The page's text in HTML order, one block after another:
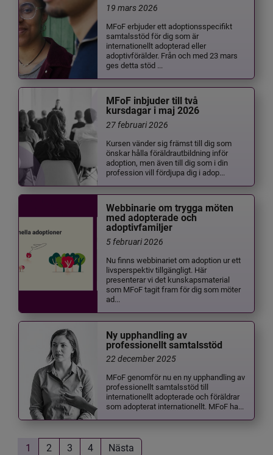
19 mars 2026
MFoF erbjuder ett adoptionsspecifikt
samtalsstöd för dig som är
internationellt adopterad eller
adoptivförälder. Från och med 23 mars
ges detta stöd ...
MFoF inbjuder till två
kursdagar i maj 2026
27 februari 2026
Kursen vänder sig främst till dig som
önskar hålla föräldrautbildning inför
adoption, men även till dig som i din
profession vill fördjupa dig i adop...
Webbinarie om trygga möten
med adopterade och
adoptivfamiljer
5 februari 2026
Nu finns webbinariet om adoption ur ett
livsperspektiv tillgängligt. Här
presenterar vi det kunskapsmaterial
som MFoF tagit fram för dig som möter
ad...
Ny upphandling av
professionellt samtalsstöd
22 december 2025
MFoF genomför nu en ny upphandling av
professionellt samtalsstöd till
internationellt adopterade och föräldrar
som adopterat internationellt. MFoF ha...
1 2 3 4 Nästa